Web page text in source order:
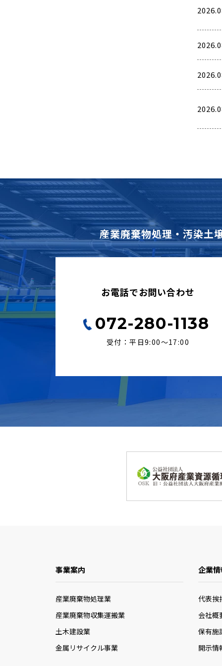
産業廃棄物処理・汚染土
お電話でお問い合わせ
072-280-1138
受付：平日9:00〜17:00
事業案内
産業廃棄物処理業
産業廃棄物収集運搬業
土木建設業
金属リサイクル事業
企業
代表挨
会社概
保有施
開示情